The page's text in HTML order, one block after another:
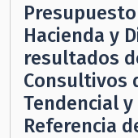
Hacienda y
resultados
Consultivos
Tendencial
Referencia